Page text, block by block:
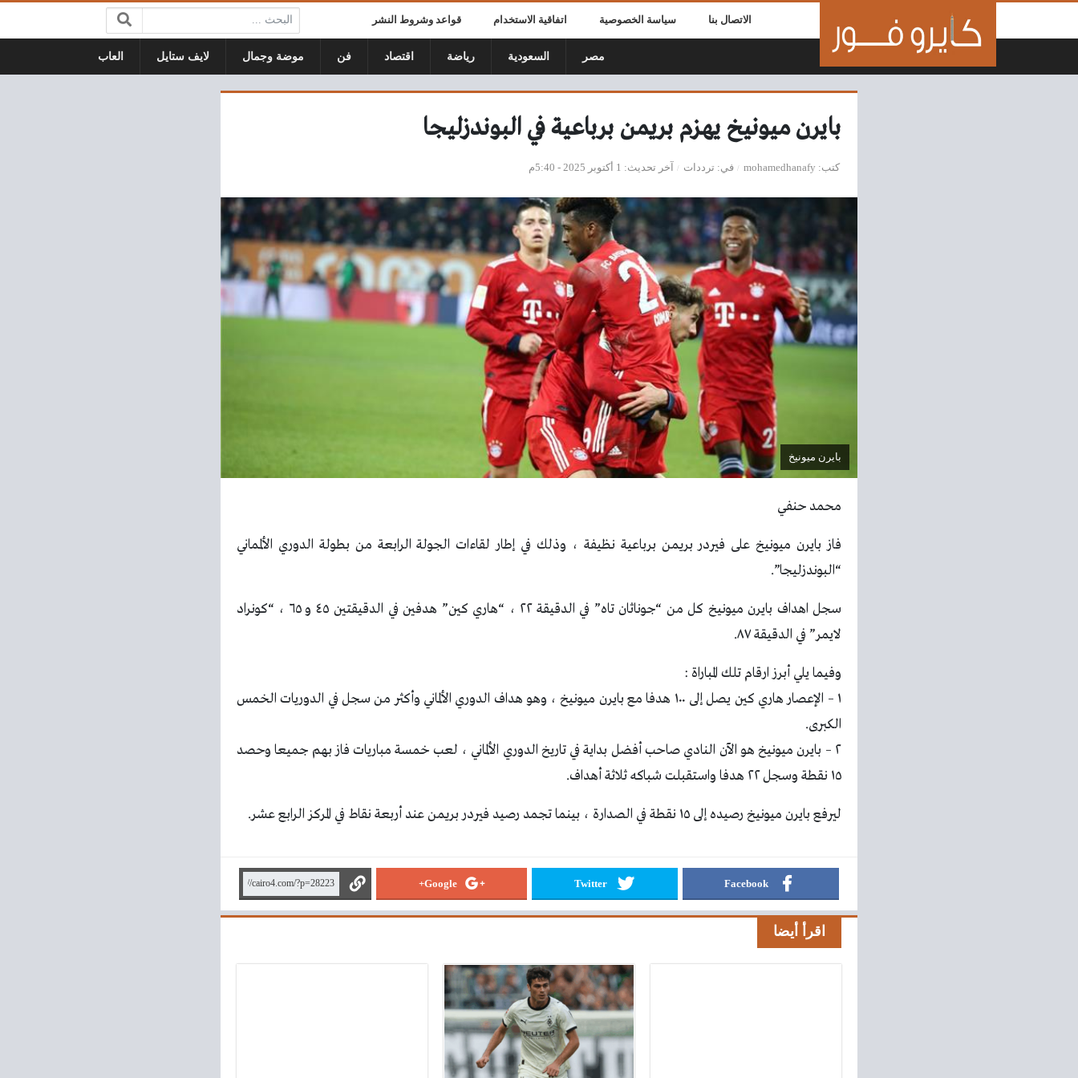
الاتصال بنا سياسة الخصوصية اتفاقية الاستخدام قواعد وشروط النشر البحث:
مصر السعودية رياضة اقتصاد فن موضة وجمال لايف ستايل العاب
بايرن ميونيخ يهزم بريمن برباعية في البوندزليجا
كتب mohamedhanafy في ترددات آخر تحديث 1 أكتوبر 2025 - 5:40م
بايرن ميونيخ
محمد حنفي
فاز بايرن ميونيخ على فيردر بريمن برباعية نظيفة ، وذلك في إطار لقاءات الجولة الرابعة من بطولة الدوري الألمماني
“البوندزليجا”.
سجل اهداف بايرن ميونيخ كل من “جوناثان تاه” في الدقيقة ٢٢ ، “هاري كين” هدفين في الدقيقتين ٤٥ و ٦٥ ، “كونراد
لايمر” في الدقيقة ٨٧.
وفيما يلي أبرز ارقام تلك المباراة :
١ – الإعصار هاري كين يصل إلى ١٠٠ هدفا مع بايرن ميونيخ ، وهو هداف الدوري الألماني وأكثر من سجل في الدوريات الخمس
الكبرى.
٢ – بايرن ميونيخ هو الآن النادي صاحب أفضل بداية في تاريخ الدوري الألماني ، لعب خمسة مباريات فاز بهم جميعا وحصد
١٥ نقطة وسجل ٢٢ هدفا واستقبلت شباكه ثلاثة أهداف.
ليرفع بايرن ميونيخ رصيده إلى ١٥ نقطة في الصدارة ، بينما تجمد رصيد فيردر بريمن عند أربعة نقاط في المركز الرابع عشر.
Facebook
Twitter
Google+
اقرأ أيضا